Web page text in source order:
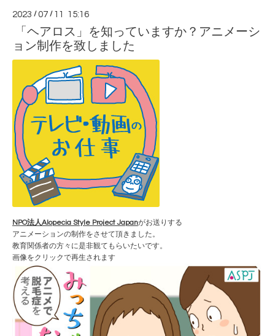
2023 /07 / 11 15:16
「ヘアロス」を知っていますか？アニメーシ
ョン制作を致しました
NPO法人Alopecia Style Project Japanがお送りする
アニメーションの制作をさせて頂きました。
教育関係者の方々に是非観てもらいたいです。
画像をクリックで再生されます